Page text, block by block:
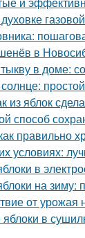
в
в доме:
из яблок
способ
правильно
условиях:
в
на
от урожая
в